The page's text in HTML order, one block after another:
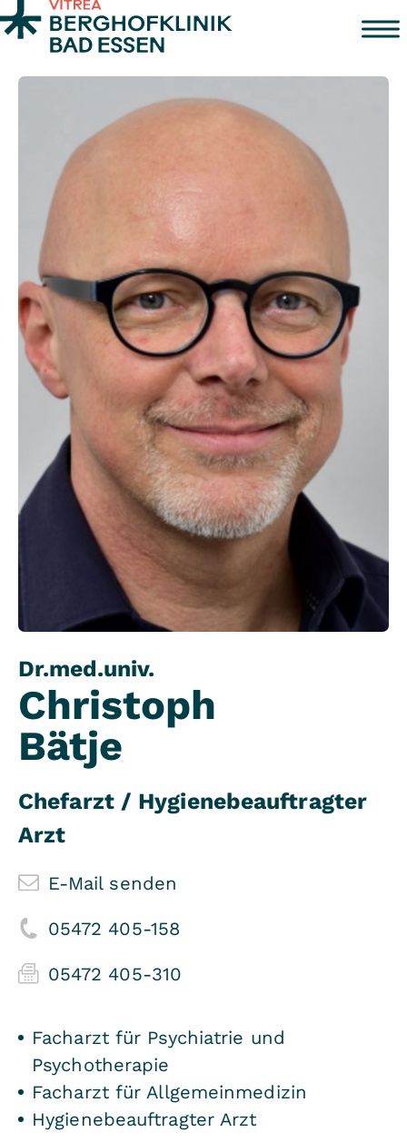
Zum Inhalt springen
Dr.med.univ.
Christoph
Bätje
Chefarzt / Hygienebeauftragter
Arzt
E-Mail senden
05472 405-158
05472 405-310
Facharzt für Psychiatrie und
Psychotherapie
Facharzt für Allgemeinmedizin
Hygienebeauftragter Arzt